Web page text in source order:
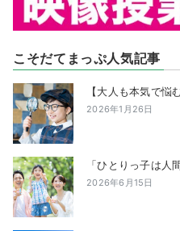
こそだてまっぷ人気記事
【大人も本気で
2026年1月26日
「ひとりっ子は人
2026年6月15日